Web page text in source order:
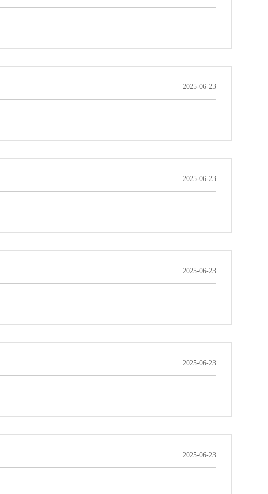
2025-06-23
2025-06-23
2025-06-23
2025-06-23
2025-06-23